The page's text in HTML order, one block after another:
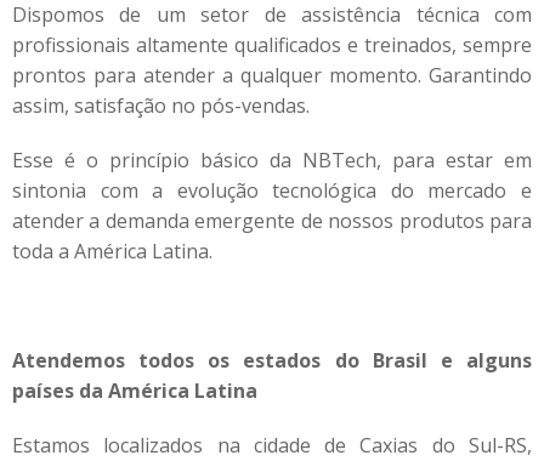
Dispomos de um setor de assistência técnica com
profissionais altamente qualificados e treinados, sempre
prontos para atender a qualquer momento. Garantindo
assim, satisfação no pós-vendas.
Esse é o princípio básico da NBTech, para estar em
sintonia com a evolução tecnológica do mercado e
atender a demanda emergente de nossos produtos para
toda a América Latina.
Atendemos todos os estados do Brasil e alguns
países da América Latina
Estamos localizados na cidade de Caxias do Sul-RS,